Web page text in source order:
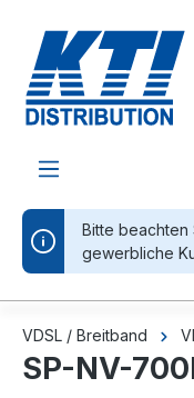
Bitte beachten
gewerbliche
VDSL / Breitband
SP-NV-